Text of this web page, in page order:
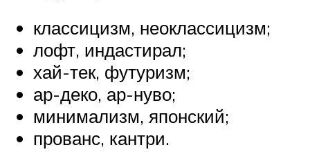
классицизм, неоклассицизм;
лофт, индастирал;
хай-тек, футуризм;
ар-деко, ар-нуво;
минимализм, японский;
прованс, кантри.